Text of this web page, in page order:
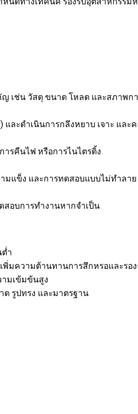
เช่น วัสดุ ขนาด โหลด และสภาพก
ละดำเนินการกลึงหยาบ เจาะ และ
รคืนไฟ หรือการไนไตรดิ้ง
มแข็ง และการทดสอบแบบไม่ทำลา
อบการทำงานหากจำเป็น
ต่ำ
มความต้านทานการสึกหรอและรอ
มเข้มข้นสูง
รูปทรง และมาตรฐาน